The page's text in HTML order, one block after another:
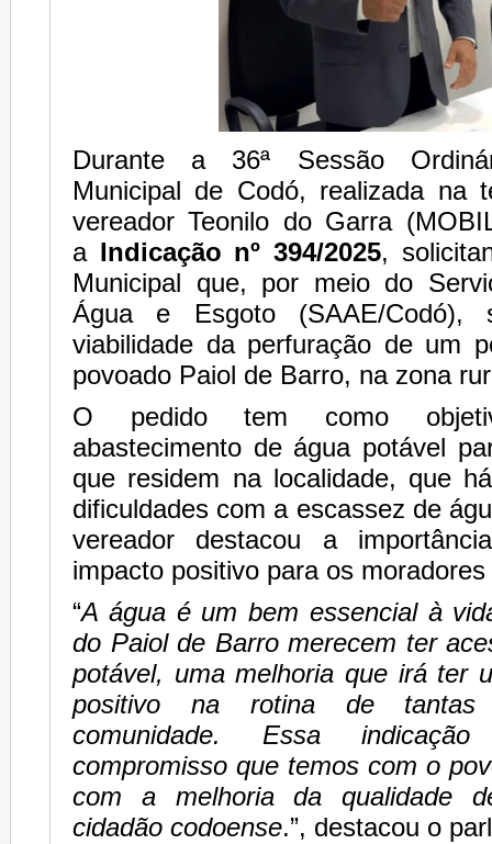
Durante a 36ª Sessão
Municipal de Codó, realizada na
vereador Teonilo do Garra
a Indicação nº 394/2025,
Municipal que, por meio do
Água e Esgoto (SAAE/Codó),
viabilidade da perfuração de um
povoado Paiol de Barro, na zona
O pedido tem como
abastecimento de água potável
que residem na localidade, que
dificuldades com a escassez de
vereador destacou a
impacto positivo para os
“A água é um bem essencial à
do Paiol de Barro merecem ter
potável, uma melhoria que irá ter
positivo na rotina de tantas
comunidade. Essa
compromisso que temos com o
com a melhoria da qualidade
cidadão codoense.”, destacou o